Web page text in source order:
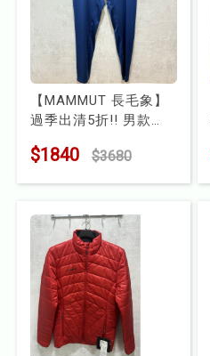
挖寶區
⭐長毛象-過季出清75折⭐
【MAMMUT 長毛象】
過季出清5折!! 男款
型號 : MK300560
$1840 $3680